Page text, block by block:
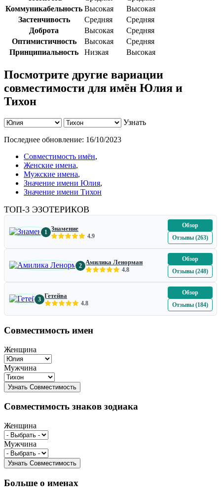
Коммуникабельность Высокая
Высокая
Застенчивость
Средняя
Средняя
Доброта
Высокая
Средняя
Оптимистичность
Высокая
Средняя
Принципиальность
Низкая Высокая
Посмотрите другие вариации
совместимости для имён Юлия и
Тихон
Узнать
Последнее обновление: 16/10/2023
Совместимость имён,
Женские имена,
Мужские имена,
Значение имени Юлия,
Значение имени Тихон
ТОП-3 ЭЗОТЕРИКОВ
1 Знамение
4.9
Обзор
Отзывы (263)
2 Амилика Ленорман
4.8
Обзор
Отзывы (248)
3 Гетейва
4.8
Обзор
Отзывы (184)
Совместимость имен
Женщина
Мужчина
Совместимость знаков зодиака
Женщина
Мужчина
Больше о именах